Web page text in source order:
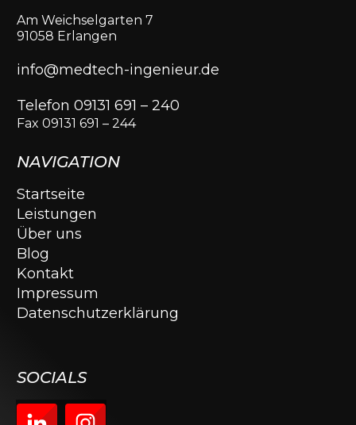
Am Weichselgarten 7
91058 Erlangen
info@medtech-ingenieur.de
Telefon 09131 691 – 240
Fax 09131 691 – 244
NAVIGATION
Startseite
Leistungen
Über uns
Blog
Kontakt
Impressum
Datenschutzerklärung
SOCIALS